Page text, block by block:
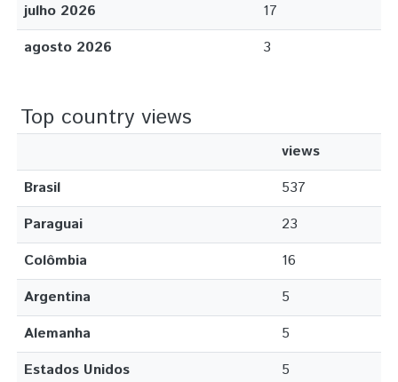
julho 2026
17
agosto 2026
3
Top country views
views
Brasil
537
Paraguai
23
Colômbia
16
Argentina
5
Alemanha
5
Estados Unidos
5